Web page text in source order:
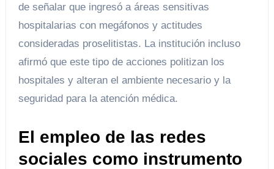
de señalar que ingresó a áreas sensitivas
hospitalarias con megáfonos y actitudes
consideradas proselitistas. La institución incluso
afirmó que este tipo de acciones politizan los
hospitales y alteran el ambiente necesario y la
seguridad para la atención médica.
El empleo de las redes
sociales como instrumento